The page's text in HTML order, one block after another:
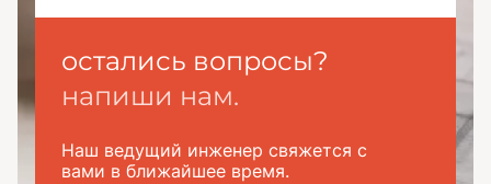
остались вопросы?
напиши нам.
Наш ведущий инженер свяжется с
вами в ближайшее время.